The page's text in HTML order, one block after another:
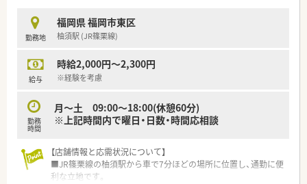
■40代の男性社長が自ら店舗に入って活躍しており、経営層と
の距離が近く風通しが良い社風です。
■スタッフ一人ひとりの働きやすさを大切にし、週20時間台か
【求人情報について】
ートをご提示できる貴重な案件です。
■これまでの調剤経験やスキルを面接にてお伺いした上で、最終
的な給与条件を決定いたします。
を持つシニア層の応募も歓迎しています。
勤務地
福岡県 福岡市東区
柚須駅 (JR篠栗線)
給与
時給2,000円～2,300円
※経験を考慮
勤務
時間
月～土 09:00～18:00(休憩60分)
※上記時間内で曜日・日数・時間応相談
【店舗情報と応需状況について】
■JR篠栗線の柚須駅から車で7分ほどの場所に位置し、通勤に便
利な立地です。